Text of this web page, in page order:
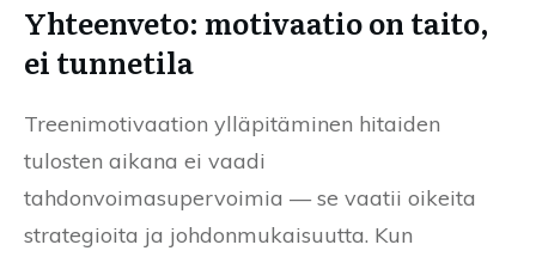
Yhteenveto: motivaatio on taito,
ei tunnetila
Treenimotivaation ylläpitäminen hitaiden
tulosten aikana ei vaadi
tahdonvoimasupervoimia — se vaatii oikeita
strategioita ja johdonmukaisuutta. Kun